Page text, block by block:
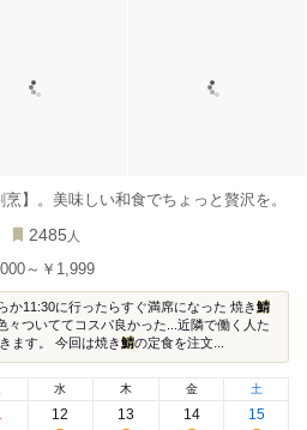
】。美味しい和食でちょっと贅沢を。
2485 人
～￥1,999
か11:30に行ったらすぐ満席になった 焼き鯖
々ついててコスパ良かった...近隣で働く人た
ます。 今回は焼き鯖の定食を注文...
水
12
木
13
金
14
土
15